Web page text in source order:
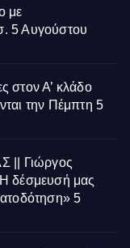
με
5 Αυγούστου
στον Α’ κλάδο
την Πέμπτη 5
|| Γιώργος
δέσμευσή μας
5